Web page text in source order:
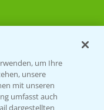
um Ihre
unsere
mit unseren
umfasst auch
dargestellten